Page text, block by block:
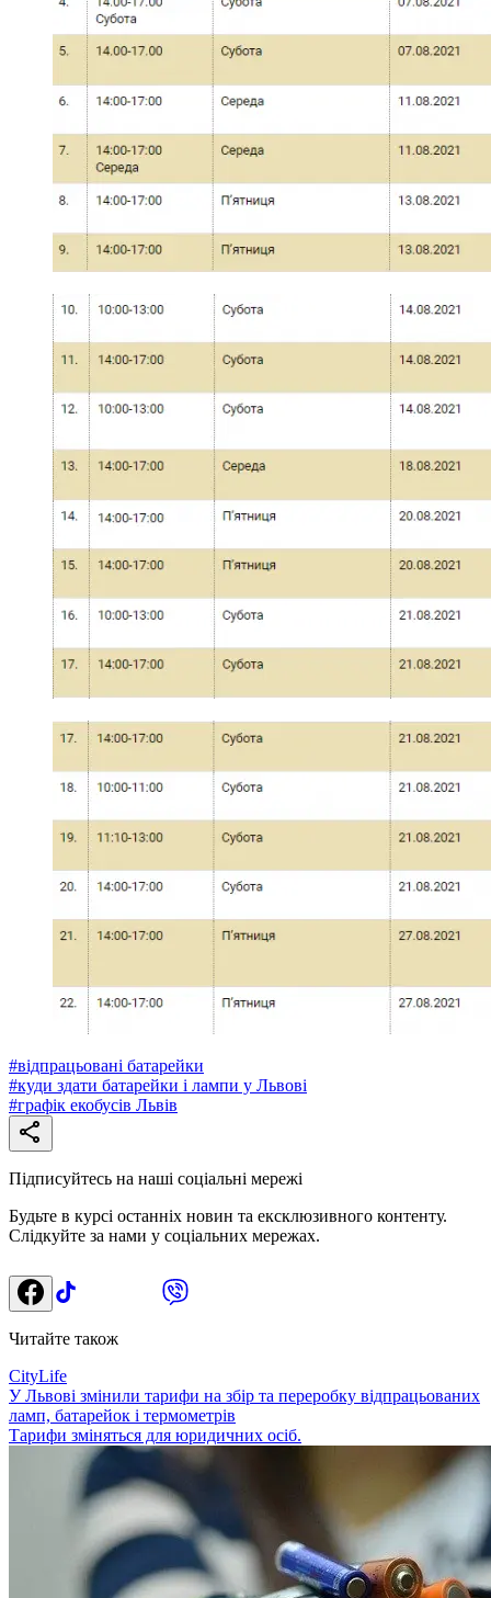
#відпрацьовані батарейки
#куди здати батарейки і лампи у Львові
#графік екобусів Львів
Підписуйтесь на наші соціальні мережі
Будьте в курсі останніх новин та ексклюзивного контенту.
Слідкуйте за нами у соціальних мережах.
Читайте також
CityLife
У Львові змінили тарифи на збір та переробку відпрацьованих
ламп, батарейок і термометрів
Тарифи зміняться для юридичних осіб.